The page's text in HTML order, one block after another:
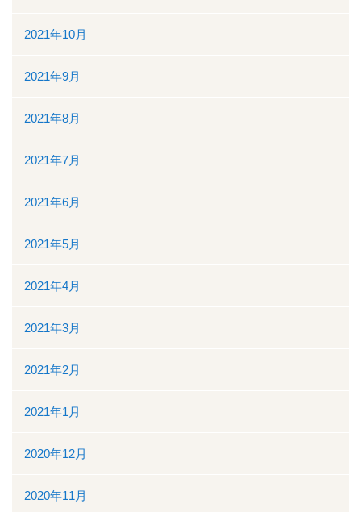
2021年10月
2021年9月
2021年8月
2021年7月
2021年6月
2021年5月
2021年4月
2021年3月
2021年2月
2021年1月
2020年12月
2020年11月